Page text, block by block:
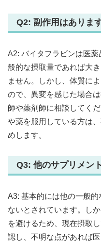
Q2: 副作用はありま
A2: バイタフラビンは医
般的な摂取量であれば大
ません。しかし、体質に
ので、異変を感じた場合
師や薬剤師に相談してく
や薬を服用している方は
めします。
Q3: 他のサプリメン
A3: 基本的には他の一般
ないとされています。し
を避けるため、現在摂取
認し、不明な点があれば